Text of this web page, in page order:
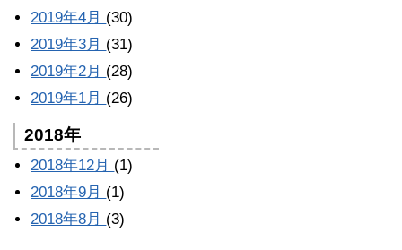
2019年4月 (30)
2019年3月 (31)
2019年2月 (28)
2019年1月 (26)
2018年
2018年12月 (1)
2018年9月 (1)
2018年8月 (3)